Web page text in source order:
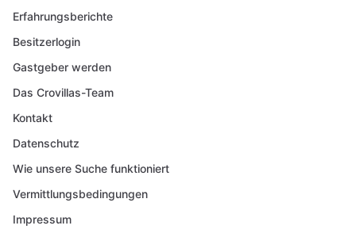
Erfahrungsberichte
Besitzerlogin
Gastgeber werden
Das Crovillas-Team
Kontakt
Datenschutz
Wie unsere Suche funktioniert
Vermittlungsbedingungen
Impressum